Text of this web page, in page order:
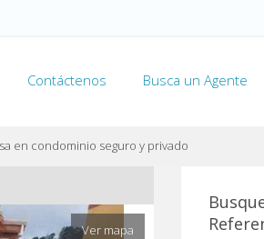
Contáctenos Busca un Agente
en condominio seguro y privado
Ver mapa